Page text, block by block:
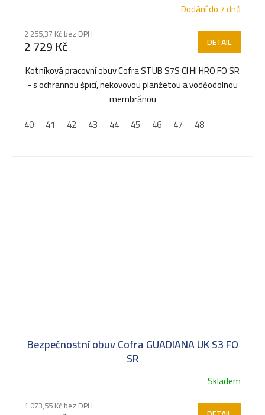
Dodání do 7 dnů
2 255,37 Kč bez DPH
2 729 Kč DETAIL
Kotníková pracovní obuv Cofra STUB S7S CI HI HRO FO SR
- s ochrannou špicí, nekovovou planžetou a voděodolnou
membránou
40
41 42 43 44 45 46 47 48
Bezpečnostní obuv Cofra GUADIANA UK S3 FO
SR
Skladem
1 073,55 Kč bez DPH